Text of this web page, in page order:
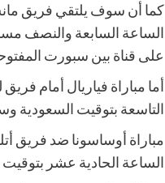
كما أن سوف يلتقي فريق
الساعة السابعة والنصف
على قناة بين سبورت
أما مباراة فياريال أمام
التاسعة بتوقيت السعودية
مباراة أوساسونا ضد فريق
الساعة الحادية عشر